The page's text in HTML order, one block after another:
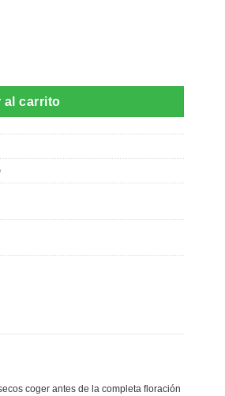
(1gr)Rocalba cantidad
al carrito
coger antes de la completa floración